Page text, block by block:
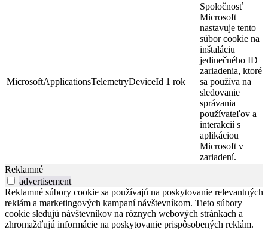
MicrosoftApplicationsTelemetryDeviceId 1 rok
Spoločnosť
Microsoft
nastavuje tento
súbor cookie na
inštaláciu
jedinečného ID
zariadenia, ktoré
sa používa na
sledovanie
správania
používateľov a
interakcií s
aplikáciou
Microsoft v
zariadení.
Reklamné
advertisement
Reklamné súbory cookie sa používajú na poskytovanie relevantných
reklám a marketingových kampaní návštevníkom. Tieto súbory
cookie sledujú návštevníkov na rôznych webových stránkach a
zhromažďujú informácie na poskytovanie prispôsobených reklám.